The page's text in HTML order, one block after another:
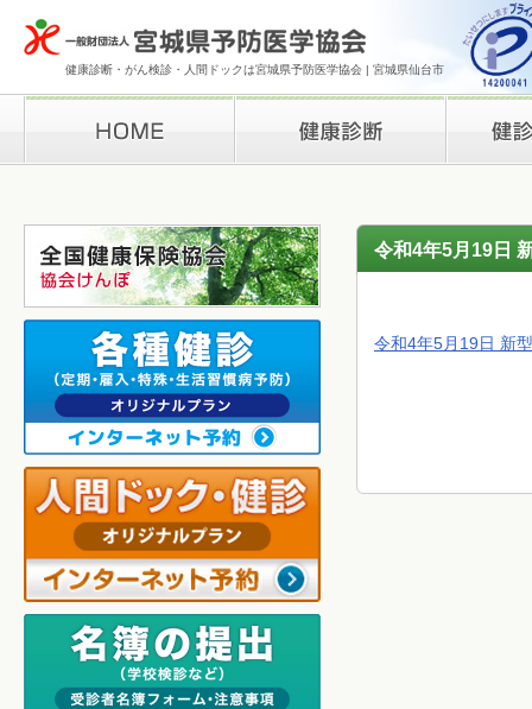
健康診断・がん検診・人間ドックは宮城県予防医学協会 | 宮城県仙台市
令和4年5月19日
令和4年5月19日 新